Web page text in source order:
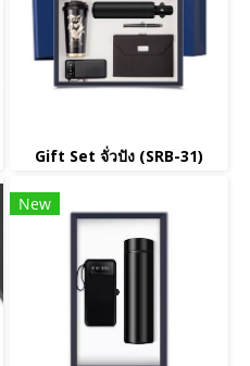
Gift Set จั่วปัง (SRB-31)
New